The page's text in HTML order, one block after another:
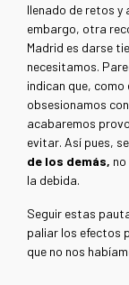
llenado de retos y
embargo, otra
Madrid es darse
necesitamos.
indican que,
obsesionamos
acabaremos
evitar. Así pues,
de los demás,
la debida.
Seguir estas
paliar los efectos
que no nos